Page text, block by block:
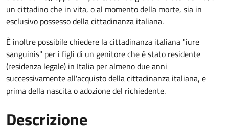
un cittadino che in vita, o al momento della morte, sia in
esclusivo possesso della cittadinanza italiana.
È inoltre possibile chiedere la cittadinanza italiana "iure
sanguinis" per i figli di un genitore che è stato residente
(residenza legale) in Italia per almeno due anni
successivamente all'acquisto della cittadinanza italiana, e
prima della nascita o adozione del richiedente.
Descrizione